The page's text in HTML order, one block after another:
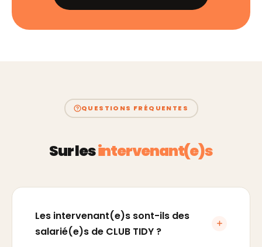
QUESTIONS FRÉQUENTES
Sur lesintervenant(e)s
Les intervenant(e)s sont-ils des
salarié(e)s de CLUB TIDY ?